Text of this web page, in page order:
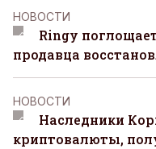
НОВОСТИ
Ringy
продавца
НОВОСТИ
Наследники
криптовалюты,